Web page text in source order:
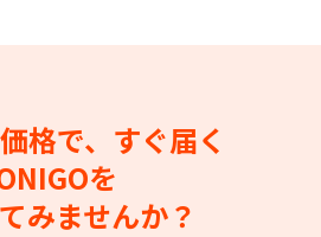
格で、すぐ届く
を
みませんか？